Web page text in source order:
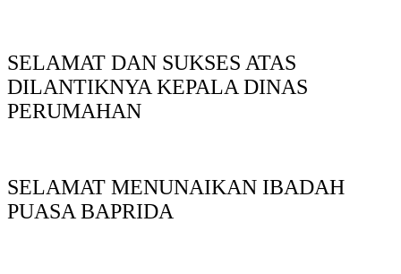
SELAMAT DAN SUKSES ATAS
DILANTIKNYA KEPALA DINAS
PERUMAHAN
SELAMAT MENUNAIKAN IBADAH
PUASA BAPRIDA